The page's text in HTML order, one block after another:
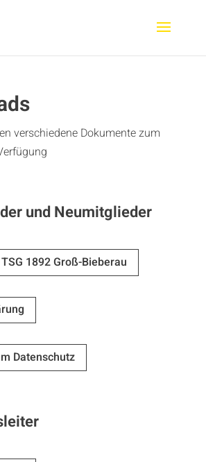
verschiedene Dokumente zum
und Neumitglieder
1892 Groß-Bieberau
Datenschutz